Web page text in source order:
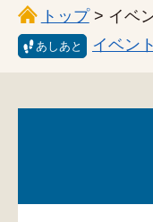
トップ> イベ
あしあと イベン